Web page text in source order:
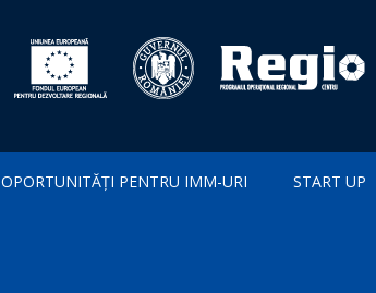
OPORTUNITĂȚI PENTRU IMM-URI START UP